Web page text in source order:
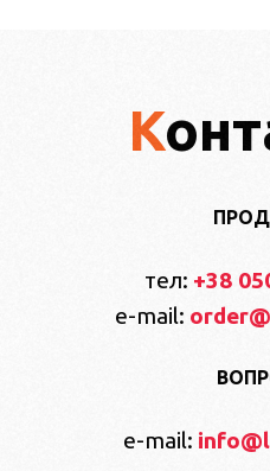
тел: +38
e-mail:
e-mail: